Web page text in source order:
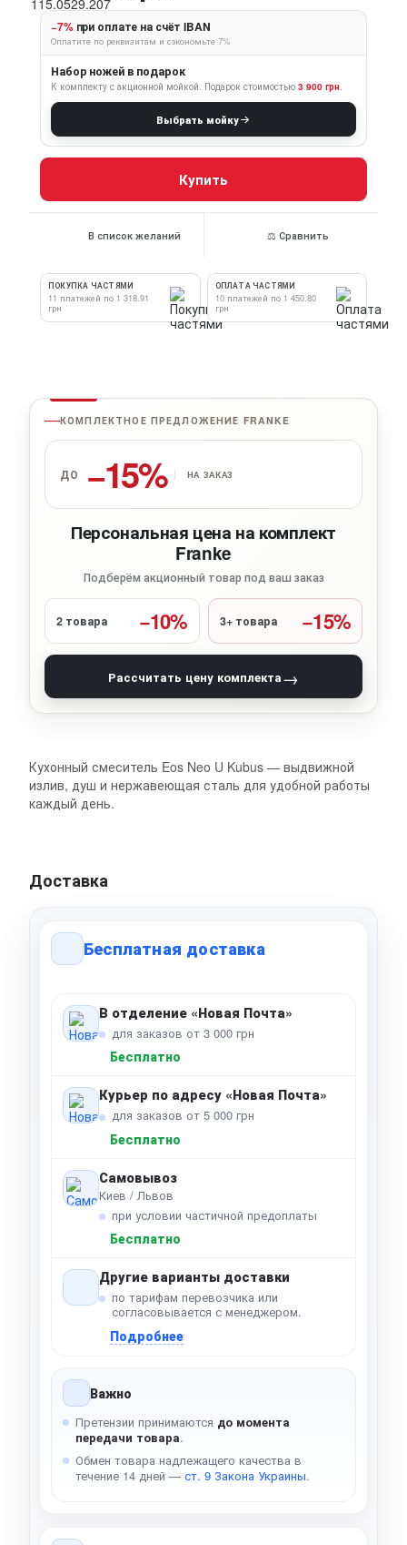
−7% при оплате на счёт IBAN
Оплатите по реквизитам и сэкономьте 7%
Набор ножей в подарок
К комплекту с акционной мойкой. Подарок стоимостью 3 900 грн.
Выбрать мойку
Купить
В список желаний ⚖ Сравнить
ПОКУПКА ЧАСТЯМИ
11 платежей по 1 318.91
грн
ОПЛАТА ЧАСТЯМИ
10 платежей по 1 450.80
грн
КОМПЛЕКТНОЕ ПРЕДЛОЖЕНИЕ FRANKE
ДО −15% НА ЗАКАЗ
Персональная цена на комплект
Franke
Подберём акционный товар под ваш заказ
2 товара −10% 3+ товара −15%
Рассчитать цену комплекта→
Кухонный смеситель Eos Neo U Kubus — выдвижной
излив, душ и нержавеющая сталь для удобной работы
каждый день.
Доставка
Бесплатная доставка
В отделение «Новая Почта»
для заказов от 3 000 грн
Бесплатно
Курьер по адресу «Новая Почта»
для заказов от 5 000 грн
Бесплатно
Самовывоз
Киев / Львов
при условии частичной предоплаты
Бесплатно
Другие варианты доставки
по тарифам перевозчика или
согласовывается с менеджером.
Подробнее
Важно
Претензии принимаются до момента
передачи товара.
Обмен товара надлежащего качества в
течение 14 дней — ст. 9 Закона Украины.